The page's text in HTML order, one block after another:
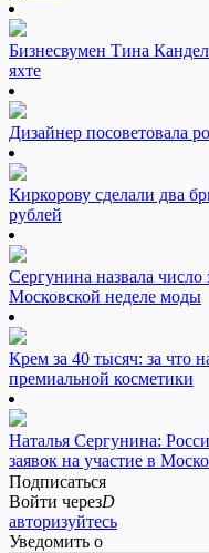
Бизнесвумен Тина
яхте
Дизайнер посоветовала
Киркорову сделали два
рублей
Сергунина назвала число
Московской неделе моды
Крем за 40 тысяч: за что
премиальной косметики
Наталья Сергунина:
заявок на участие в
Подписаться
Войти черезD
авторизуйтесь
Уведомить о